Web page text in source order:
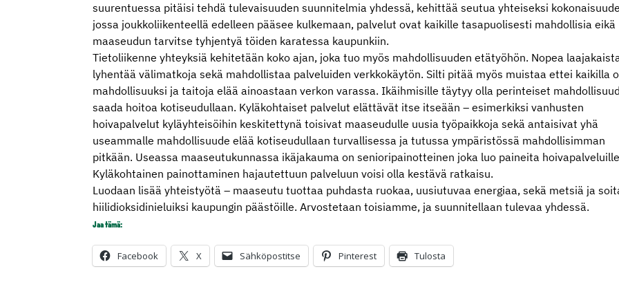
suurentuessa pitäisi tehdä tulevaisuuden suunnitelmia yhdessä, kehittää seutua yhteiseksi
jossa joukkoliikenteellä edelleen pääsee kulkemaan, palvelut ovat kaikille tasapuolisesti mahdollisia eikä
maaseudun tarvitse tyhjentyä töiden karatessa kaupunkiin.
Tietoliikenne yhteyksiä kehitetään koko ajan, joka tuo myös mahdollisuuden etätyöhön. Nopea
lyhentää välimatkoja sekä mahdollistaa palveluiden verkkokäytön. Silti pitää myös muistaa ettei kaikilla
mahdollisuuksi ja taitoja elää ainoastaan verkon varassa. Ikäihmisille täytyy olla perinteiset
saada hoitoa kotiseudullaan. Kyläkohtaiset palvelut elättävät itse itseään – esimerkiksi vanhusten
hoivapalvelut kyläyhteisöihin keskitettynä toisivat maaseudulle uusia työpaikkoja sekä antaisivat yhä
useammalle mahdollisuude elää kotiseudullaan turvallisessa ja tutussa ympäristössä mahdollisimman
pitkään. Useassa maaseutukunnassa ikäjakauma on senioripainotteinen joka luo paineita
Kyläkohtainen painottaminen hajautettuun palveluun voisi olla kestävä ratkaisu.
Luodaan lisää yhteistyötä – maaseutu tuottaa puhdasta ruokaa, uusiutuvaa energiaa, sekä metsiä ja
hiilidioksidinieluiksi kaupungin päästöille. Arvostetaan toisiamme, ja suunnitellaan tulevaa yhdessä.
Jaa tämä:
Facebook X Sähköpostitse Pinterest Tulosta